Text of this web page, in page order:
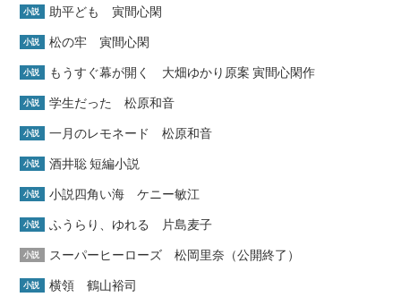
小説 助平ども 寅間心閑
小説 松の牢 寅間心閑
小説 もうすぐ幕が開く 大畑ゆかり原案 寅間心閑作
小説 学生だった 松原和音
小説 一月のレモネード 松原和音
小説 酒井聡 短編小説
小説 小説四角い海 ケニー敏江
小説 ふうらり、ゆれる 片島麦子
小説 スーパーヒーローズ 松岡里奈（公開終了）
小説 横領 鶴山裕司